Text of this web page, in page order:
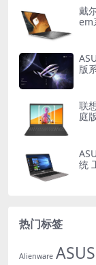
戴
em
版
联
庭
统
热门标签
Alienware ASUS